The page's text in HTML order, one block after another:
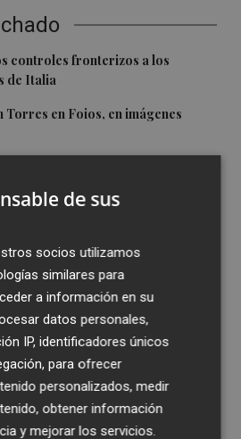
controles fronterizos a los
de Italia
Torres en Foios, en imágenes
Torres
a Paco Rabal de Águilas a la
recupera la voz y la mirada
de sus
socios utilizamos
similares para
a información en su
datos personales,
IP, identificadores únicos
para ofrecer
personalizados, medir
obtener información
y mejorar los servicios.